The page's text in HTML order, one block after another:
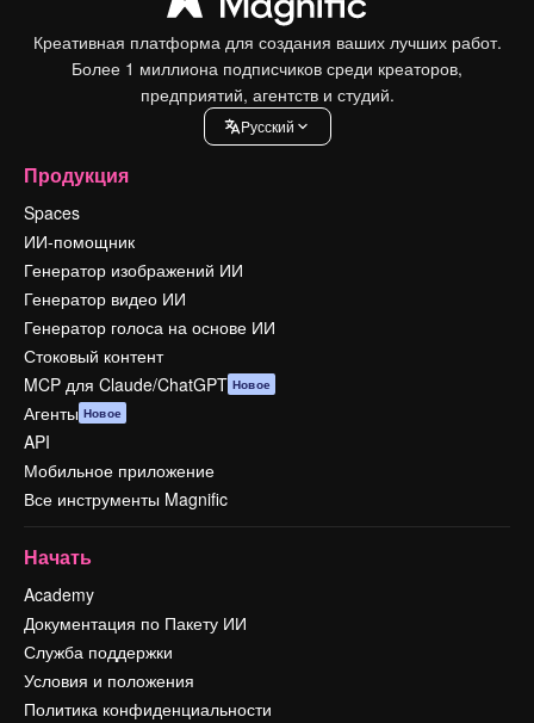
Креативная платформа для создания ваших лучших работ.
Более 1 миллиона подписчиков среди креаторов,
предприятий, агентств и студий.
Pусский
Продукция
Spaces
ИИ-помощник
Генератор изображений ИИ
Генератор видео ИИ
Генератор голоса на основе ИИ
Стоковый контент
MCP для Claude/ChatGPT Новое
Агенты Новое
API
Мобильное приложение
Все инструменты Magnific
Начать
Academy
Документация по Пакету ИИ
Служба поддержки
Условия и положения
Политика конфиденциальности